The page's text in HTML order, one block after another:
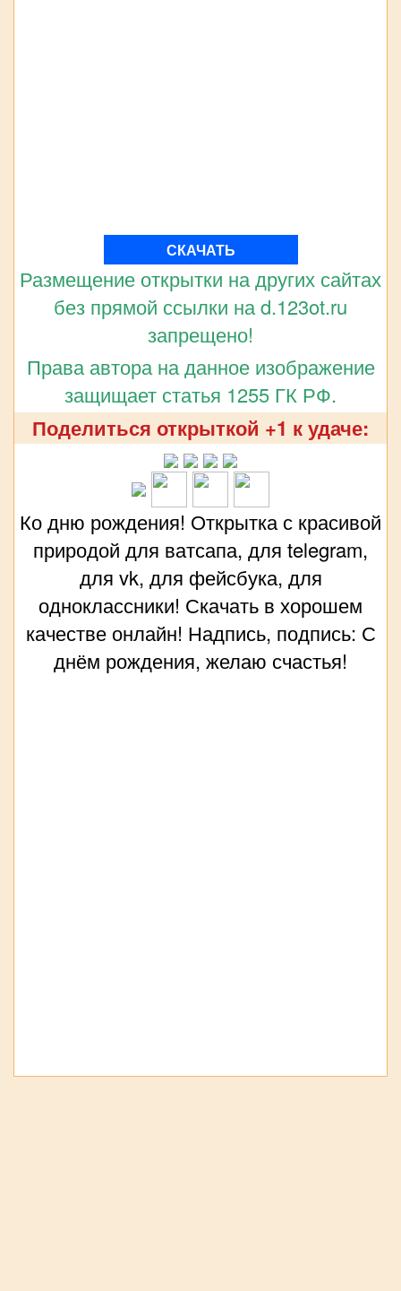
СКАЧАТЬ
Размещение открытки на других сайтах
без прямой ссылки на d.123ot.ru
запрещено!
Права автора на данное изображение
защищает статья 1255 ГК РФ.
Поделиться открыткой +1 к удаче:
Ко дню рождения! Открытка с красивой
природой для ватсапа, для telegram,
для vk, для фейсбука, для
одноклассники! Скачать в хорошем
качестве онлайн! Надпись, подпись: С
днём рождения, желаю счастья!